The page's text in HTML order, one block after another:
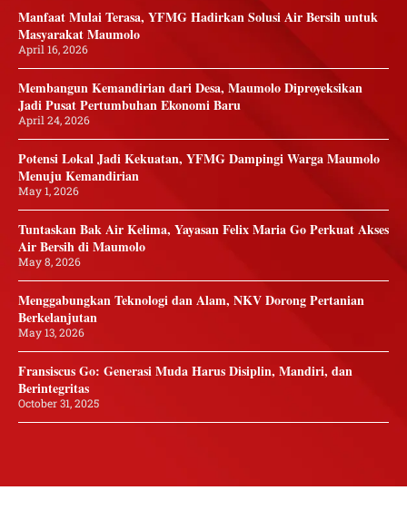
Manfaat Mulai Terasa, YFMG Hadirkan Solusi Air Bersih untuk
Masyarakat Maumolo
April 16, 2026
Membangun Kemandirian dari Desa, Maumolo Diproyeksikan
Jadi Pusat Pertumbuhan Ekonomi Baru
April 24, 2026
Potensi Lokal Jadi Kekuatan, YFMG Dampingi Warga Maumolo
Menuju Kemandirian
May 1, 2026
Tuntaskan Bak Air Kelima, Yayasan Felix Maria Go Perkuat Akses
Air Bersih di Maumolo
May 8, 2026
Menggabungkan Teknologi dan Alam, NKV Dorong Pertanian
Berkelanjutan
May 13, 2026
Fransiscus Go: Generasi Muda Harus Disiplin, Mandiri, dan
Berintegritas
October 31, 2025